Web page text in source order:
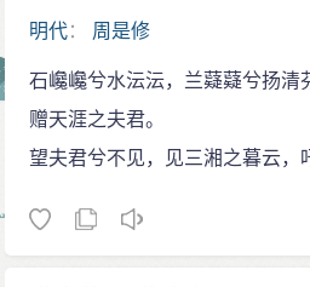
欣赏就没有什么意义了。所以她
煜的中期作品，表现了作者面对
郁颓丧心情，有一定道理。但是
明代： 周是修
石巉巉兮水沄沄，兰薿薿兮扬清
赠天涯之夫君。
望夫君兮不见，见三湘之暮云，